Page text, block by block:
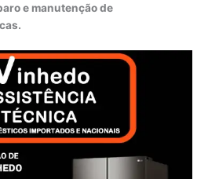
e manutenção de